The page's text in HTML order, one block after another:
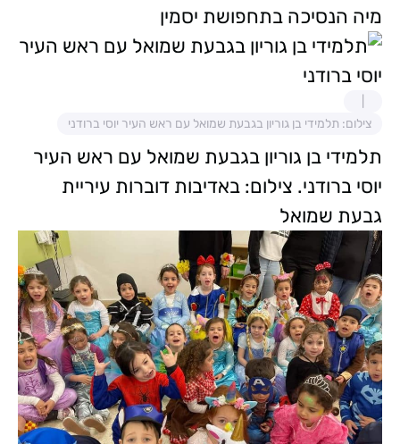
מיה הנסיכה בתחפושת יסמין
צילום: תלמידי בן גוריון בגבעת שמואל עם ראש העיר יוסי ברודני
תלמידי בן גוריון בגבעת שמואל עם ראש העיר
יוסי ברודני. צילום: באדיבות דוברות עיריית
גבעת שמואל